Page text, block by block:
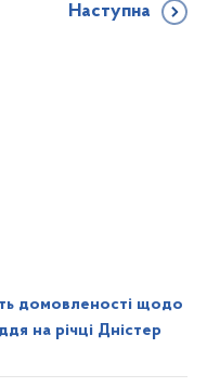
Наступна
домовленості щодо
на річці Дністер